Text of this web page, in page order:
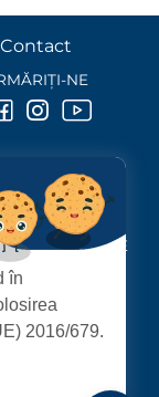
SATU MARE
Contact
NE
în
2016/679.